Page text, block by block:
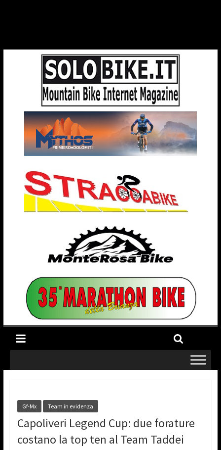
Gf-Mx Team in evidenza
Capoliveri Legend Cup: due forature
costano la top ten al Team Taddei